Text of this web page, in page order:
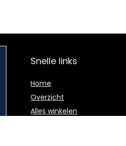
Snelle links
Home
Overzicht
Alles winkelen